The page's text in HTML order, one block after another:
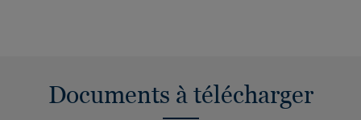
Documents à télécharger